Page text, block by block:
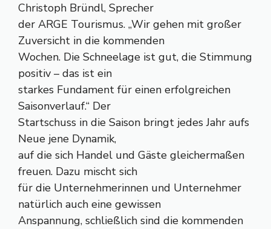
Christoph Bründl, Sprecher
der ARGE Tourismus. „Wir gehen mit großer
Zuversicht in die kommenden
Wochen. Die Schneelage ist gut, die Stimmung
positiv – das ist ein
starkes Fundament für einen erfolgreichen
Saisonverlauf.“ Der
Startschuss in die Saison bringt jedes Jahr aufs
Neue jene Dynamik,
auf die sich Handel und Gäste gleichermaßen
freuen. Dazu mischt sich
für die Unternehmerinnen und Unternehmer
natürlich auch eine gewissen
Anspannung, schließlich sind die kommenden